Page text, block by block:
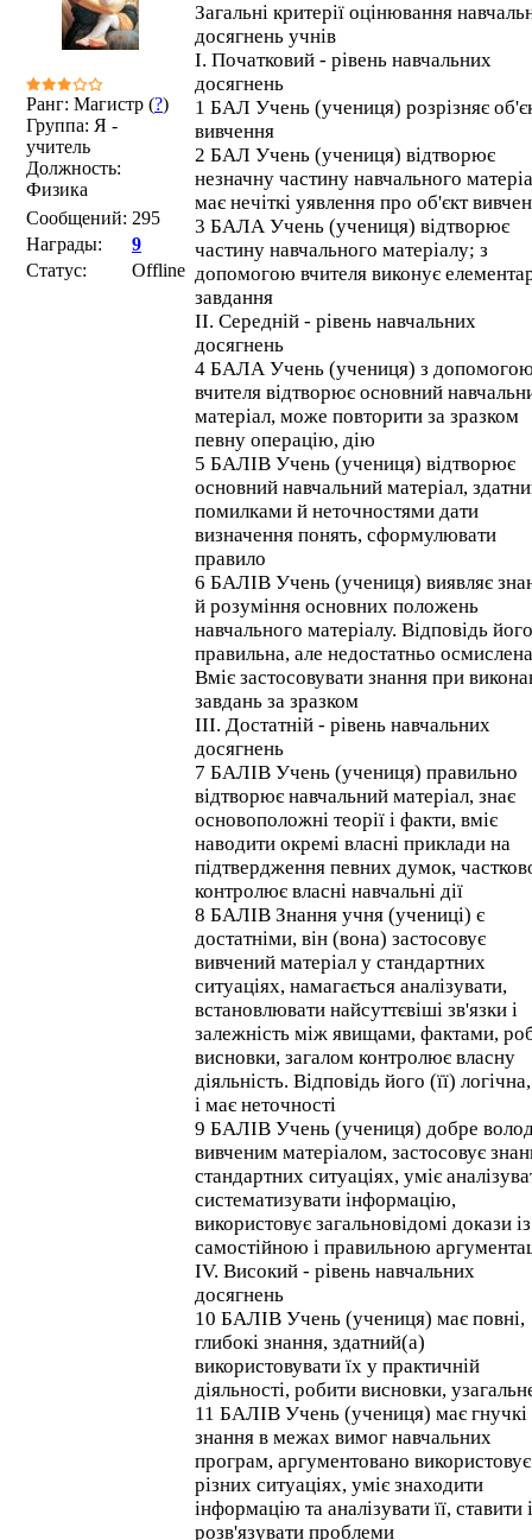
Ранг: Магистр (?)
Группа: Я -
учитель
Должность:
Физика
Сообщений: 295
Награды:
9
Статус:
Offline
Загальні критерії оцінювання
досягнень учнів
I. Початковий - рівень навчальних
досягнень
1 БАЛ Учень (учениця) розрізняє
вивчення
2 БАЛ Учень (учениця) відтворює
незначну частину навчального
має нечіткі уявлення про об'єкт
3 БАЛА Учень (учениця) відтворює
частину навчального матеріалу; з
допомогою вчителя виконує
завдання
II. Середній - рівень навчальних
досягнень
4 БАЛА Учень (учениця) з
вчителя відтворює основний
матеріал, може повторити за зразком
певну операцію, дію
5 БАЛІВ Учень (учениця) відтворює
основний навчальний матеріал,
помилками й неточностями дати
визначення понять, сформулювати
правило
6 БАЛІВ Учень (учениця) виявляє
й розуміння основних положень
навчального матеріалу. Відповідь
правильна, але недостатньо
Вміє застосовувати знання при
завдань за зразком
III. Достатній - рівень навчальних
досягнень
7 БАЛІВ Учень (учениця) правильно
відтворює навчальний матеріал, знає
основоположні теорії і факти, вміє
наводити окремі власні приклади на
підтвердження певних думок,
контролює власні навчальні дії
8 БАЛІВ Знання учня (учениці) є
достатніми, він (вона) застосовує
вивчений матеріал у стандартних
ситуаціях, намагається аналізувати,
встановлювати найсуттєвіші зв'язки і
залежність між явищами, фактами,
висновки, загалом контролює власну
діяльність. Відповідь його (її)
і має неточності
9 БАЛІВ Учень (учениця) добре
вивченим матеріалом, застосовує
стандартних ситуаціях, уміє
систематизувати інформацію,
використовує загальновідомі докази із
самостійною і правильною
IV. Високий - рівень навчальних
досягнень
10 БАЛІВ Учень (учениця) має повні,
глибокі знання, здатний(а)
використовувати їх у практичній
діяльності, робити висновки,
11 БАЛІВ Учень (учениця) має гнучкі
знання в межах вимог навчальних
програм, аргументовано
різних ситуаціях, уміє знаходити
інформацію та аналізувати її, ставити і
розв'язувати проблеми